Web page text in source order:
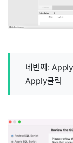
네번째:
Apply클릭